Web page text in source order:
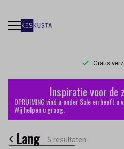
Gratis
Lang
Keskusta
Inspiratie voor de
OPRUIMING vind u onder Sale en heeft
Wij helpen u graag.
Lang
5 resultaten